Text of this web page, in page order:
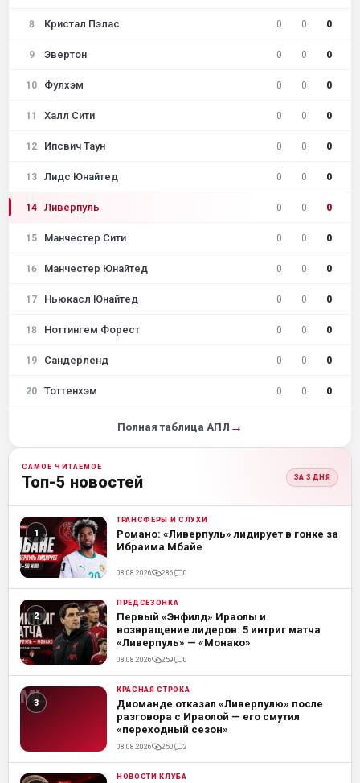
8 Кристал Пэлас 0 0 0
9 Эвертон 0 0 0
10 Фулхэм 0 0 0
11 Халл Сити 0 0 0
12 Ипсвич Таун 0 0 0
13 Лидс Юнайтед 0 0 0
14 Ливерпуль 0 0 0
15 Манчестер Сити 0 0 0
16 Манчестер Юнайтед 0 0 0
17 Ньюкасл Юнайтед 0 0 0
18 Ноттингем Форест 0 0 0
19 Сандерленд 0 0 0
20 Тоттенхэм 0 0 0
Полная таблица АПЛ →
САМОЕ ЧИТАЕМОЕ
Топ-5 новостей ЗА 3 ДНЯ
ML ТРАНСФЕРЫ И СЛУХИ
Романо: «Ливерпуль» лидирует в гонке за
Ибраима Мбайе
08.08.2026 286 0
ML ПРЕДСЕЗОНКА
Первый «Энфилд» Ираолы и
возвращение лидеров: 5 интриг матча
«Ливерпуль» — «Монако»
08.08.2026 259 0
ML КРАСНАЯ СТРОКА
Диоманде отказал «Ливерпулю» после
разговора с Ираолой — его смутил
«переходный сезон»
08.08.2026 250 2
НОВОСТИ КЛУБА